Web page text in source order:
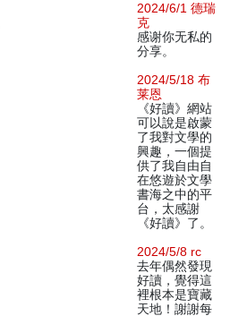
2024/6/1 德瑞
克
感谢你无私的
分享。
2024/5/18 布
莱恩
《好讀》網站
可以說是啟蒙
了我對文學的
興趣，一個提
供了我自由自
在悠遊於文學
書海之中的平
台，太感謝
《好讀》了。
2024/5/8 rc
去年偶然發現
好讀，覺得這
裡根本是寶藏
天地！謝謝每